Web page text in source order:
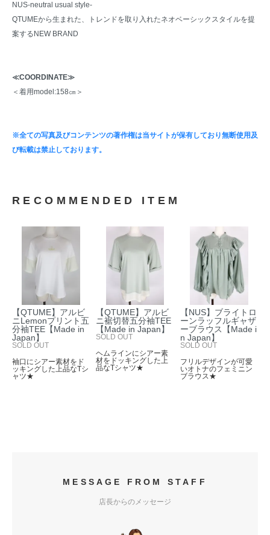
NUS-neutral usual style-
QTUMEから生まれた、トレンドを取り入れたネオベーシックスタイルを提
案するNEW BRAND
≪COORDINATE≫
＜着用model:158㎝＞
※全ての写真及びコンテンツの著作権は当サイトが保有しており無断使用及
び転載は禁止しております。
RECOMMENDED ITEM
【QTUME】アルビ
ニLemonプリント五
分袖TEE【Made in
Japan】
SOLD OUT
袖口にシアー素材をド
ッキングした上品なTシ
ャツ★
【QTUME】アルビ
ニ裾切替五分袖TEE
【Made in Japan】
SOLD OUT
ヘムラインにシアー素
材をドッキングした上
品なTシャツ★
【NUS】ブライトロ
ーンラッフルギャザ
ーブラウス【Made i
n Japan】
SOLD OUT
フリルデザインが可愛
いオトナのフェミニン
ブラウス★
MESSAGE FROM STAFF
店長からのメッセージ